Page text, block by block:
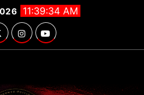
11:39:36 AM